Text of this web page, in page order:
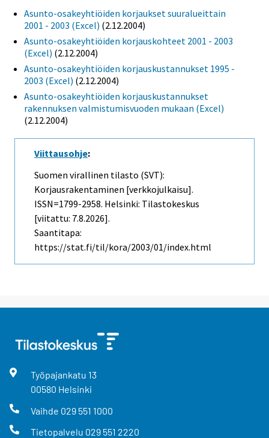
Asunto-osakeyhtiöiden korjaukset suuralueittain
2001 - 2003 (Excel) (2.12.2004)
Asunto-osakeyhtiöiden korjauskohteet 2001 - 2003
(Excel) (2.12.2004)
Asunto-osakeyhtiöiden korjauskustannukset 1995 -
2003 (Excel) (2.12.2004)
Asunto-osakeyhtiöiden korjauskustannukset
rakennuksen valmistumisvuoden mukaan (Excel)
(2.12.2004)
Viittausohje:
Suomen virallinen tilasto (SVT):
Korjausrakentaminen [verkkojulkaisu].
ISSN=1799-2958. Helsinki: Tilastokeskus
[viitattu: 7.8.2026].
Saantitapa:
https://stat.fi/til/kora/2003/01/index.html
Työpajankatu 13
00580 Helsinki
Vaihde 029 551 1000
Tietopalvelu 029 551 2220